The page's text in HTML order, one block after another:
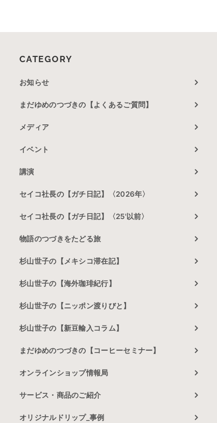
CATEGORY
お知らせ
まだゆめのつづきの【よくあるご質問】
メディア
イベント
講演
セイコ社長の【ガチ日記】〈2026年〉
セイコ社長の【ガチ日記】〈25'以前〉
物語のつづきをたどる旅
杉山世子の【メキシコ滞在記】
杉山世子の【海外珈琲紀行】
杉山世子の【ニッポン渡りびと】
杉山世子の【新豆輸入コラム】
まだゆめのつづきの【コーヒーセミナー】
オンラインショップ情報局
サービス・商品のご紹介
オリジナルドリップ_事例